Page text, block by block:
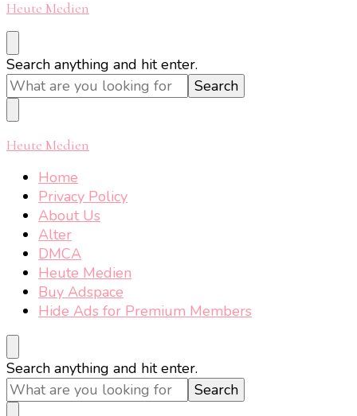
Heute Medien
Looking
for
Something?
Search anything and hit enter.
Heute Medien
Home
Privacy Policy
About Us
Alter
DMCA
Heute Medien
Buy Adspace
Hide Ads for Premium Members
Looking
for
Something?
Search anything and hit enter.